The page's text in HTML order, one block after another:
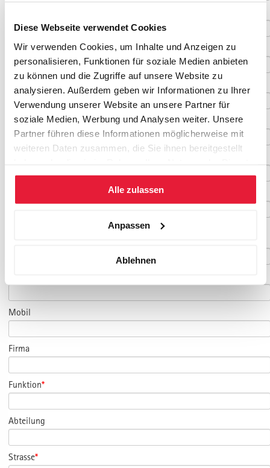
Diese Webseite verwendet Cookies
Wir verwenden Cookies, um Inhalte und Anzeigen zu
personalisieren, Funktionen für soziale Medien anbieten
zu können und die Zugriffe auf unsere Website zu
analysieren. Außerdem geben wir Informationen zu Ihrer
Verwendung unserer Website an unsere Partner für
soziale Medien, Werbung und Analysen weiter. Unsere
Partner führen diese Informationen möglicherweise mit
weiteren Daten zusammen, die Sie ihnen bereitgestellt
gesammelt haben.
Alle zulassen
Anpassen
Ablehnen
Vorname*
Geburtsdatum
Mobil
Firma
Funktion*
Abteilung
Strasse*